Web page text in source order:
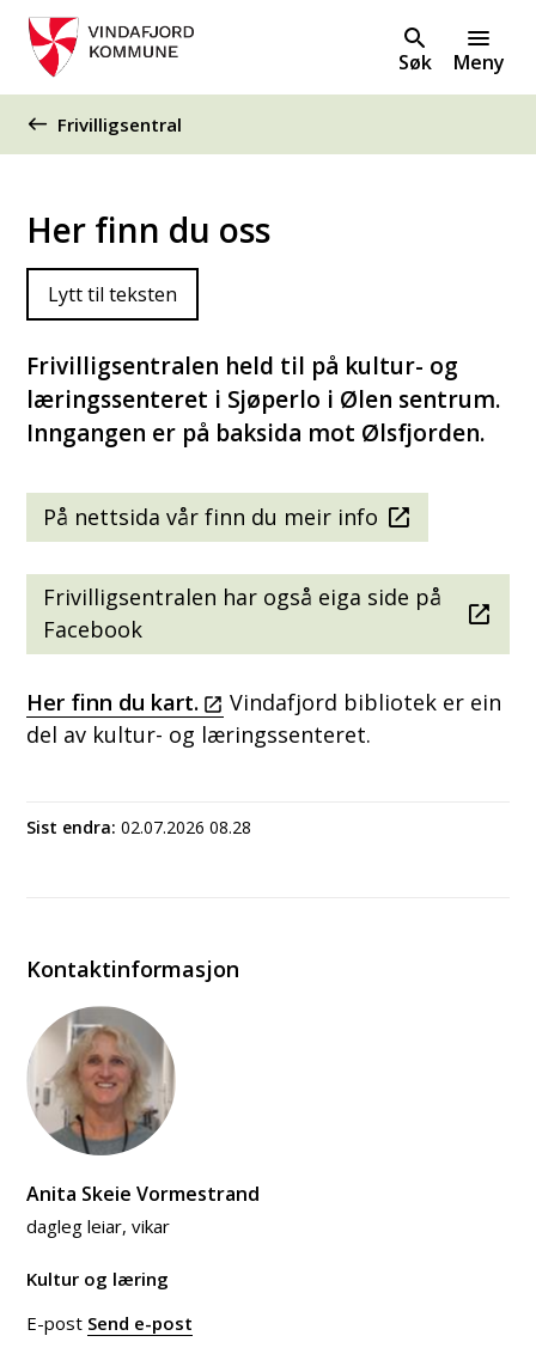
Søk Meny
Du er her:
Frivilligsentral
Her finn du oss
Lytt til teksten
Frivilligsentralen held til på kultur- og
læringssenteret i Sjøperlo i Ølen sentrum.
Inngangen er på baksida mot Ølsfjorden.
På nettsida vår finn du meir info
Frivilligsentralen har også eiga side på
Facebook
Her finn du kart.
Vindafjord bibliotek er ein
del av kultur- og læringssenteret.
Sist endra 02.07.2026 08.28
Kontaktinformasjon
Anita Skeie Vormestrand
dagleg leiar, vikar
Kultur og læring
E-post Send e-post